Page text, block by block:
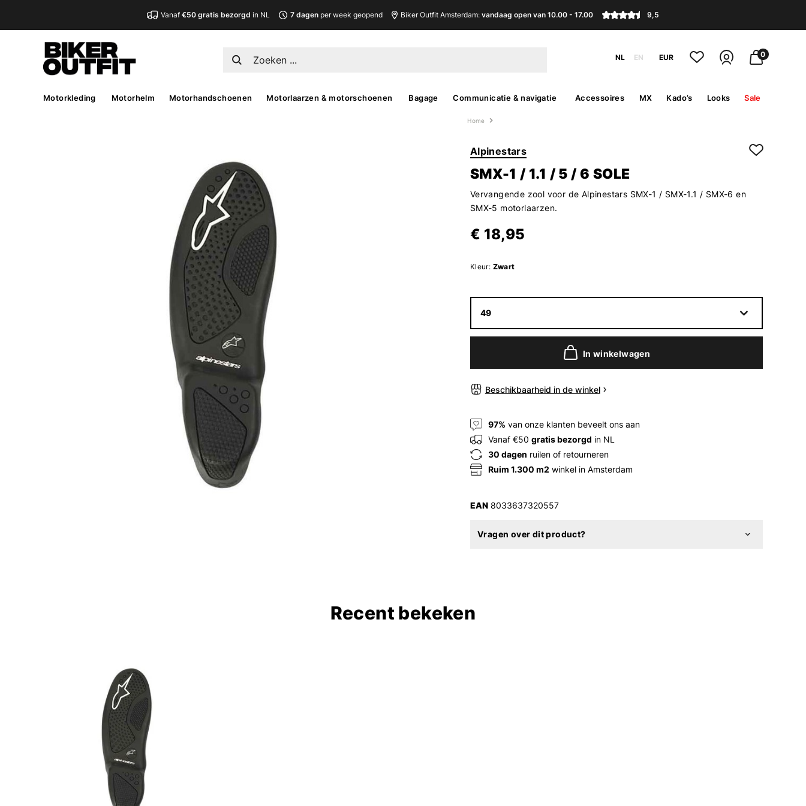
Vanaf €50 gratis bezorgd in NL 7 dagen per week geopend Biker Outfit Amsterdam:vandaag open van 10.00 - 17.00 9,5
NL EN EUR 0
Motorkleding Motorhelm Motorhandschoenen Motorlaarzen & motorschoenen Bagage Communicatie & navigatie Accessoires MX Kado’s Looks Sale
Home
Alpinestars
SMX-1 / 1.1 / 5 / 6 SOLE
Vervangende zool voor de Alpinestars SMX-1 / SMX-1.1 / SMX-6 en
SMX-5 motorlaarzen.
€ 18,95
Kleur: Zwart
49
In winkelwagen
Beschikbaarheid in de winkel
97% van onze klanten beveelt ons aan
Vanaf €50 gratis bezorgd in NL
30 dagen ruilen of retourneren
Ruim 1.300 m2 winkel in Amsterdam
EAN8033637320557
Vragen over dit product?
Recent bekeken